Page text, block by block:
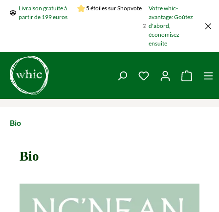
Passer au contenu principal
Livraison gratuite à
partir de 199 euros
5 étoiles sur Shopvote
Votre whic-
avantage: Goûtez
d'abord,
économisez
ensuite
Vous avez 0Le
Bio
Bio